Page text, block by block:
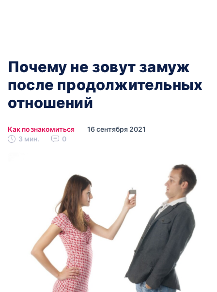
Почему не зовут замуж
после продолжительных
отношений
Как познакомиться
16 сентября 2021
3 мин.
0